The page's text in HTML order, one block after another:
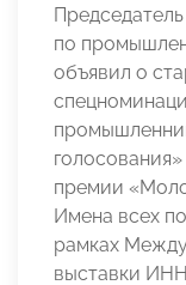
по
объявил о
премии
Имена всех
рамках
выставки